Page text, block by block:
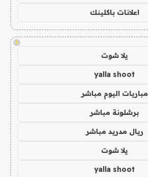
اعلانات باكلينك
!
يلا شوت
yalla shoot
مباريات اليوم مباشر
برشلونة مباشر
ريال مدريد مباشر
يلا شوت
yalla shoot